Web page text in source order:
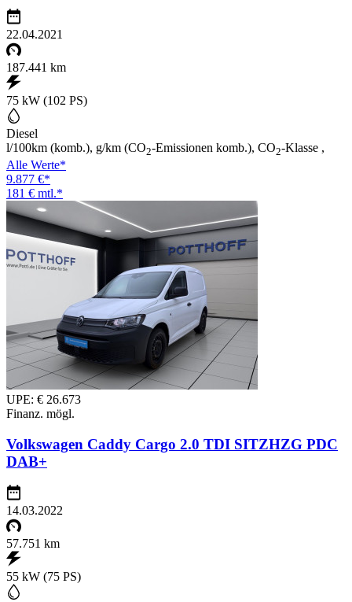
22.04.2021
187.441 km
75 kW (102 PS)
Diesel
l/100km (komb.), g/km (CO2-Emissionen komb.), CO2-Klasse ,
Alle Werte*
9.877 €*
181 € mtl.*
UPE: € 26.673
Finanz. mögl.
Volkswagen Caddy Cargo 2.0 TDI SITZHZG PDC
DAB+
14.03.2022
57.751 km
55 kW (75 PS)